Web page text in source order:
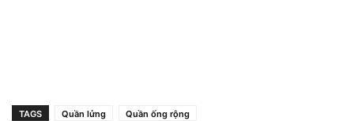
TAGS Quần lửng
Quần ống rộng